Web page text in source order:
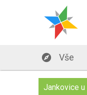
 Vše
Jankovice u